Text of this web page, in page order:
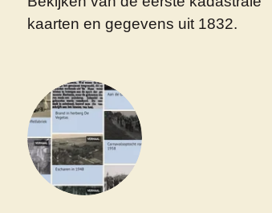
kaarten en gegevens uit 1832.